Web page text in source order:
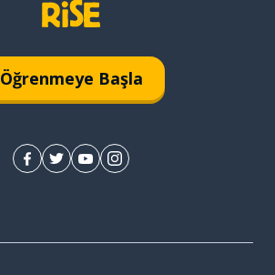
Öğrenmeye Başla